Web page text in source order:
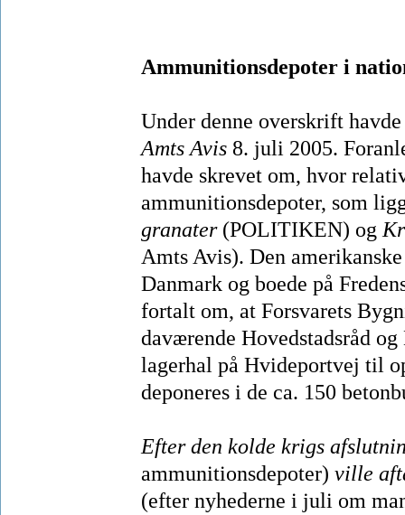
Ammunitionsdepoter i
Under denne overskrift
Amts Avis 8. juli 2005.
havde skrevet om, hvor
ammunitionsdepoter, som
granater(POLITIKEN) og
Amts Avis). Den
Danmark og boede på
fortalt om, at Forsvarets
daværende Hovedstadsråd
lagerhal på Hvideportvej til
deponeres i de ca. 150
Efter den kolde krigs
ammunitionsdepoter) ville
(efter nyhederne i juli om